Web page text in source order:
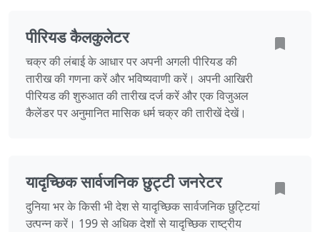
पीरियड कैलकुलेटर
चक्र की लंबाई के आधार पर अपनी अगली पीरियड की
तारीख की गणना करें और भविष्यवाणी करें। अपनी आखिरी
पीरियड की शुरुआत की तारीख दर्ज करें और एक विजुअल
कैलेंडर पर अनुमानित मासिक धर्म चक्र की तारीखें देखें।
यादृच्छिक सार्वजनिक छुट्टी जनरेटर
दुनिया भर के किसी भी देश से यादृच्छिक सार्वजनिक छुट्टियां
उत्पन्न करें। 199 से अधिक देशों से यादृच्छिक राष्ट्रीय